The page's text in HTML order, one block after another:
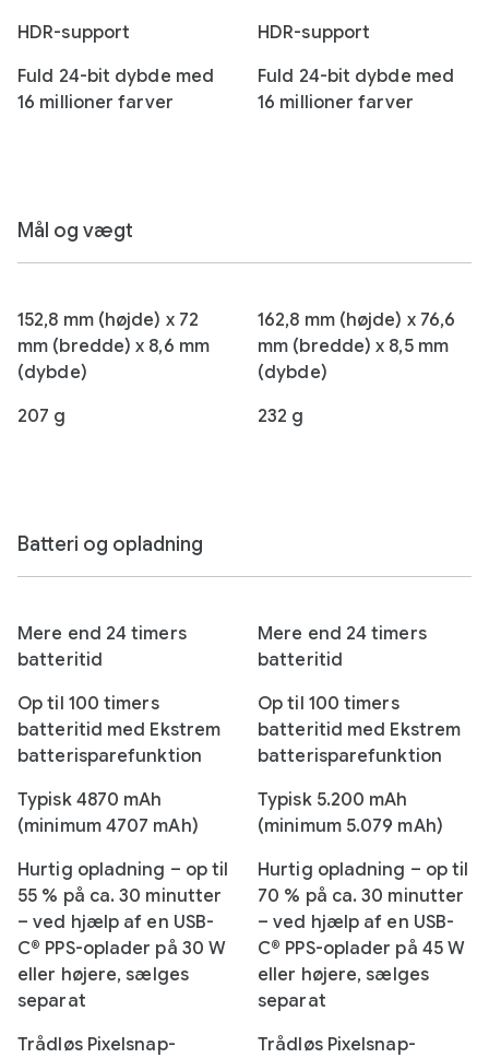
HDR-support
Fuld 24-bit dybde med
16 millioner farver
HDR-support
Fuld 24-bit dybde med
16 millioner farver
Mål og vægt
152,8 mm (højde) x 72
mm (bredde) x 8,6 mm
(dybde)
207 g
162,8 mm (højde) x 76,6
mm (bredde) x 8,5 mm
(dybde)
232 g
Batteri og opladning
Mere end 24 timers
batteritid
Op til 100 timers
batteritid med Ekstrem
batterisparefunktion
Typisk 4870 mAh
(minimum 4707 mAh)
Hurtig opladning – op til
55 % på ca. 30 minutter
– ved hjælp af en USB-
C® PPS-oplader på 30 W
eller højere, sælges
separat
Trådløs Pixelsnap-
Mere end 24 timers
batteritid
Op til 100 timers
batteritid med Ekstrem
batterisparefunktion
Typisk 5.200 mAh
(minimum 5.079 mAh)
Hurtig opladning – op til
70 % på ca. 30 minutter
– ved hjælp af en USB-
C® PPS-oplader på 45 W
eller højere, sælges
separat
Trådløs Pixelsnap-